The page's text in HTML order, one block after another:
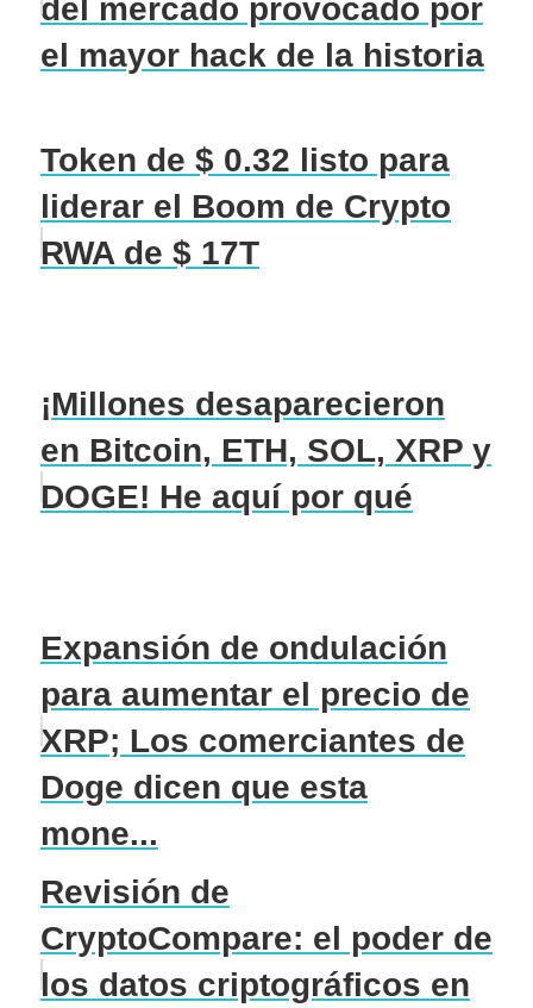
del mercado provocado por
el mayor hack de la historia
Token de $ 0.32 listo para
liderar el Boom de Crypto
RWA de $ 17T
¡Millones desaparecieron
en Bitcoin, ETH, SOL, XRP y
DOGE! He aquí por qué
Expansión de ondulación
para aumentar el precio de
XRP; Los comerciantes de
Doge dicen que esta
mone...
Revisión de
CryptoCompare: el poder de
los datos criptográficos en